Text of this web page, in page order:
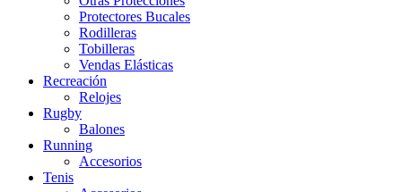
Protectores Bucales
Rodilleras
Tobilleras
Vendas Elásticas
Recreación
Relojes
Rugby
Balones
Running
Accesorios
Tenis